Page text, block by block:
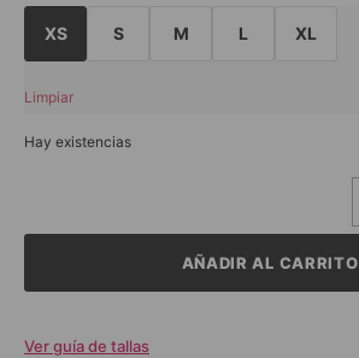
XS S M L XL
Limpiar
Hay existencias
AÑADIR AL CARRITO
Ver guía de tallas